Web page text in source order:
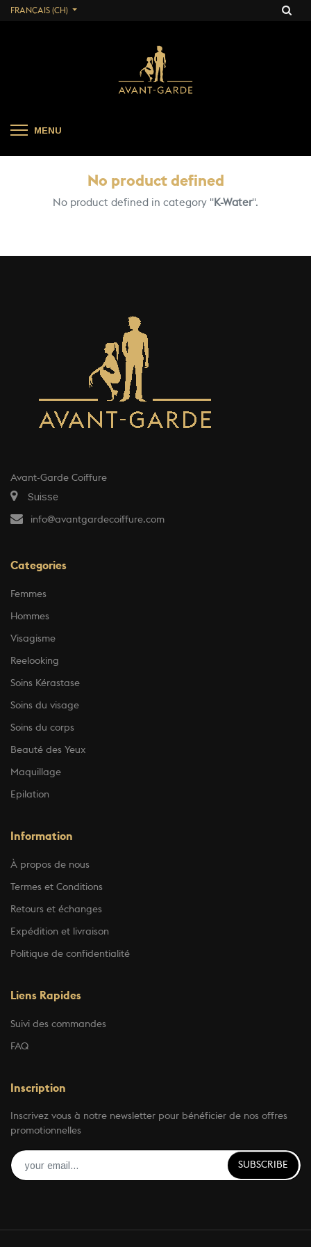
FRANÇAIS (CH)
MENU
No product defined
No product defined in category " K-Water".
Avant-Garde Coiffure
Suisse
info@avantgardecoiffure.com
Categories
Femmes
Hommes
Visagisme
Reelooking
Soins Kérastase
Soins du visage
Soins du corps
Beauté des Yeux
Maquillage
Epilation
Information
À propos de nous
Termes et Conditions
Retours et échanges
Expédition et livraison
Politique de confidentialité
Liens Rapides
Suivi des commandes
FAQ
Inscription
Inscrivez vous à notre newsletter pour bénéficier de nos offres
promotionnelles
SUBSCRIBE